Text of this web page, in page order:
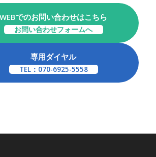
WEBでのお問い合わせはこちら
お問い合わせフォームへ
専用ダイヤル
TEL：070-6925-5558